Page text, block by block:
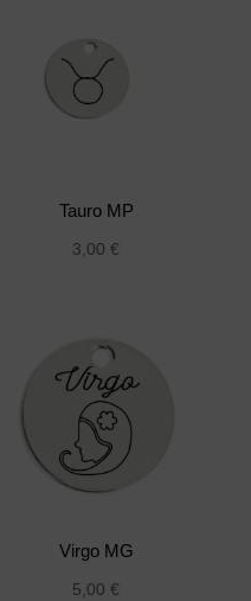
Tauro MP
3,00€
Virgo MG
5,00€